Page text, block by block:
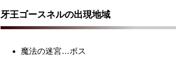
牙王ゴースネルの出現地域
魔法の迷宮…ボス